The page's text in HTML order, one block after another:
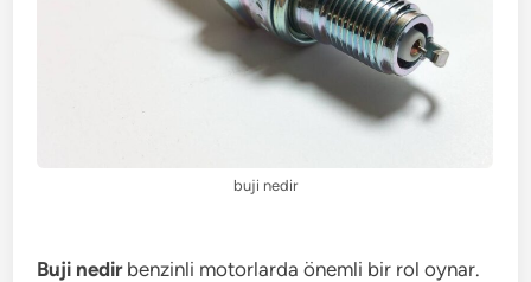
buji nedir
Buji nedirbenzinli motorlarda önemli bir rol oynar.